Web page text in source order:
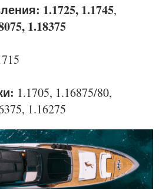
1.1725, 1.1745,
1.18375
1.1705, 1.16875/80,
1.16275